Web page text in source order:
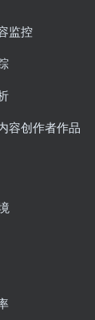
监控
容创作者作品